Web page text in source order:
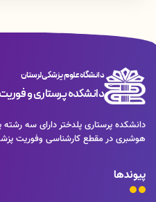
دانشگاه علوم پزشکی لرستان
دانشکده پرستاری و
دانشکده پرستاری پلدختر دارای سه
هوشبری در مقطع کارشناسی وفوریت
پیوندها